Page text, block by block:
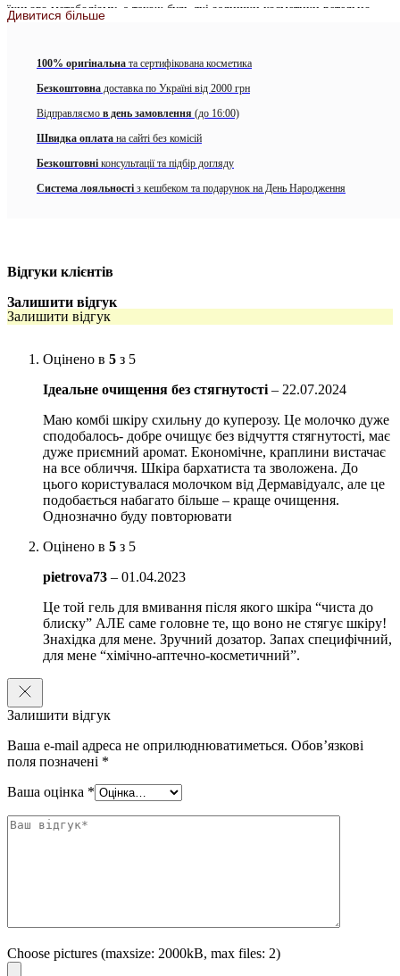
їхнього метаболізму, а також будь-які залишки косметики ретельно
видаляються з поверхні шкіри.
Активні компоненти:
Moringa seed extract
Moisture complex
Liquorice root extract
молекул з навколишнього середовища до поверхні шкіри. Забезпечує
протиполлютантний ефект шляхом зв’язування частинок бруду та
токсинів.
— Природний НУФ (натуральний зволожуючий фактор) зволожує
стягнутості.
в’яжучими компонентами, такими як гамамеліс, забезпечує рівний
колір обличчя. Також знижується продукція шкірного сала, а колонії
бактерій, що викликають акне, пригнічуються без подразнення або
пошкодження бар’єру.
глибоке, м’яке очищення з анти-поллютантним ефектом без
плівки: не залишає нічого, крім свіжого, чистого відчуття
шкіри;
зволоження замість зневоднення: зволожує роговий шар і
запобігає відчуттю стягнутості;
Особливості використання:Наносити вранці та ввечері на шкіру
обличчя, шиї та декольте масажними рухами за допомогою вологих
рук. Змити теплою водою або вологим рушником.
Обʼєм: 200 мл
Дивитися більше
100% оригінальна та сертифікована косметика
Безкоштовна доставка по Україні від 2000 грн
Відправляємо в день замовлення (до 16:00)
Швидка оплата на сайті без комісій
Безкоштовні консультації та підбір догляду
Система лояльності з кешбеком та подарунок на День Народження
Відгуки клієнтів
Залишити відгук
Залишити відгук
Оцінено в 5 з 5
Ідеальне очищення без стягнутості – 22.07.2024
Маю комбі шкіру схильну до куперозу. Це молочко дуже
сподобалось- добре очищує без відчуття стягнутості, має
дуже приємний аромат. Економічне, краплини вистачає
на все обличчя. Шкіра бархатиста та зволожена. До
цього користувалася молочком від Дермавідуалс, але це
подобається набагато більше – краще очищення.
Однозначно буду повторювати
Оцінено в 5 з 5
pietrova73 – 01.04.2023
Це той гель для вмивання після якого шкіра “чиста до
блиску” АЛЕ саме головне те, що воно не стягує шкіру!
Знахідка для мене. Зручний дозатор. Запах специфічний,
для мене “хімічно-аптечно-косметичний”.
Залишити відгук
Ваша e-mail адреса не оприлюднюватиметься. Обов’язкові
поля позначені *
Ваша оцінка *
Choose pictures (maxsize: 2000kB, max files: 2)